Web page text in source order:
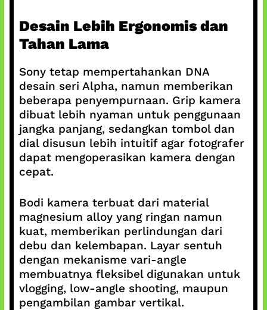
Desain Lebih Ergonomis dan
Tahan Lama
Sony tetap mempertahankan DNA
desain seri Alpha, namun memberikan
beberapa penyempurnaan. Grip kamera
dibuat lebih nyaman untuk penggunaan
jangka panjang, sedangkan tombol dan
dial disusun lebih intuitif agar fotografer
dapat mengoperasikan kamera dengan
cepat.
Bodi kamera terbuat dari material
magnesium alloy yang ringan namun
kuat, memberikan perlindungan dari
debu dan kelembapan. Layar sentuh
dengan mekanisme vari-angle
membuatnya fleksibel digunakan untuk
vlogging, low-angle shooting, maupun
pengambilan gambar vertikal.